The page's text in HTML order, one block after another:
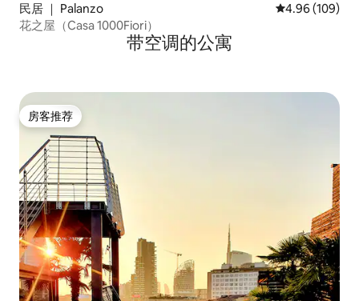
民居 ｜ Palanzo 平均评分 4.96
4.96 (109)
花之屋（Casa 1000Fiori）
带空调的公寓
房客推荐
房客推荐